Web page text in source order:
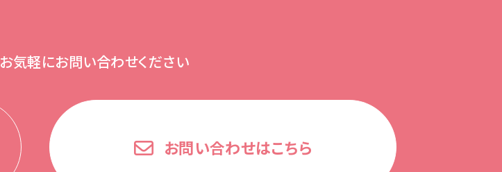
お気軽にお問い合わせください
お問い合わせはこちら